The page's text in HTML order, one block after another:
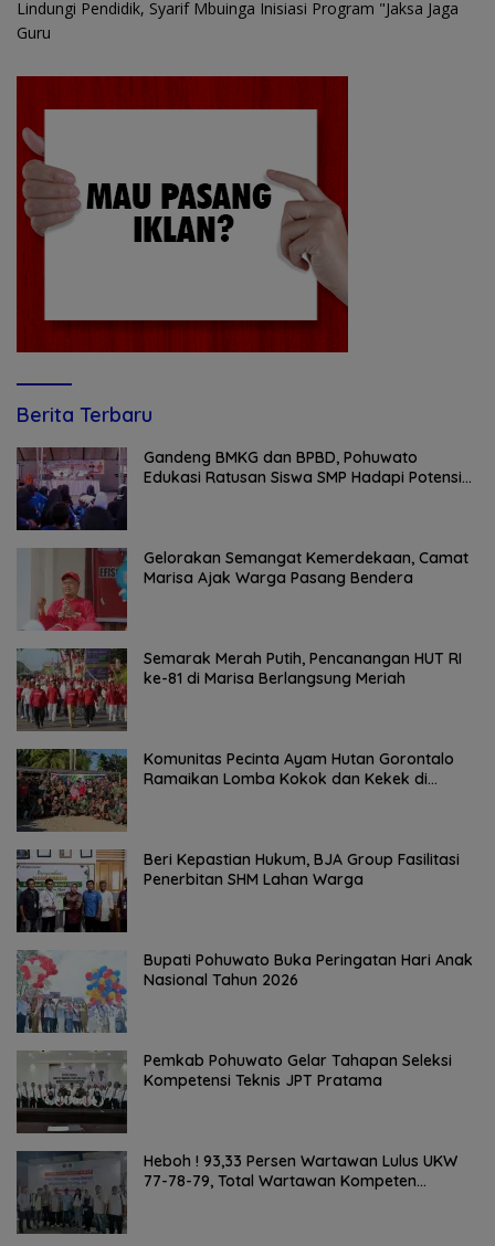
Lindungi Pendidik, Syarif Mbuinga Inisiasi Program "Jaksa Jaga
Guru
Berita Terbaru
Gandeng BMKG dan BPBD, Pohuwato
Edukasi Ratusan Siswa SMP Hadapi Potensi
Gelorakan Semangat Kemerdekaan, Camat
Marisa Ajak Warga Pasang Bendera
Semarak Merah Putih, Pencanangan HUT RI
ke-81 di Marisa Berlangsung Meriah
Komunitas Pecinta Ayam Hutan Gorontalo
Ramaikan Lomba Kokok dan Kekek di
Beri Kepastian Hukum, BJA Group Fasilitasi
Penerbitan SHM Lahan Warga
Bupati Pohuwato Buka Peringatan Hari Anak
Nasional Tahun 2026
Pemkab Pohuwato Gelar Tahapan Seleksi
Kompetensi Teknis JPT Pratama
Heboh ! 93,33 Persen Wartawan Lulus UKW
77-78-79, Total Wartawan Kompeten